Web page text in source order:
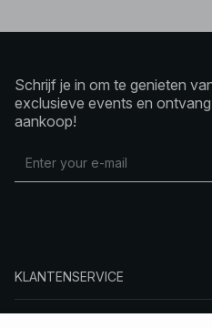
Schrijf je in om te genieten
exclusieve events en
aankoop!
KLANTENSERVICE